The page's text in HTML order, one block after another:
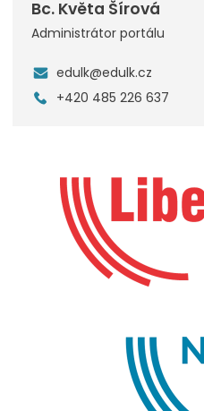
Bc. Květa Šírová
Administrátor portálu
edulk@edulk.cz
+420 485 226 637